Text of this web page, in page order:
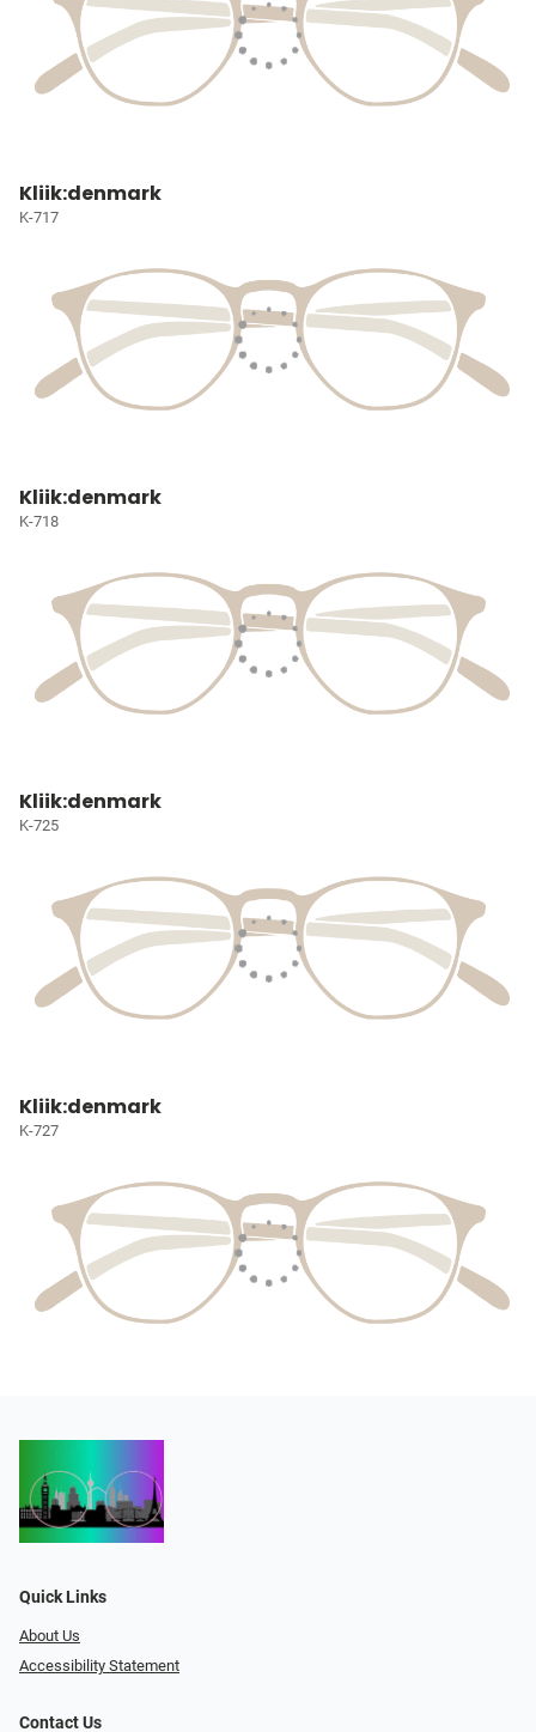
Kliik:denmark
K-717
Kliik:denmark
K-718
Kliik:denmark
K-725
Kliik:denmark
K-727
Quick Links
About Us
Accessibility Statement
Contact Us